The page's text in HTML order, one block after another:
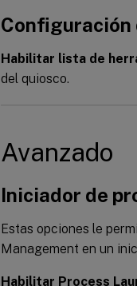
Configuración
Habilitar lista de
del quiosco.
Avanzado
Iniciador de
Estas opciones le
Management en un
Habilitar Process